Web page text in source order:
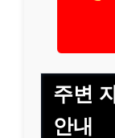
주변
안내